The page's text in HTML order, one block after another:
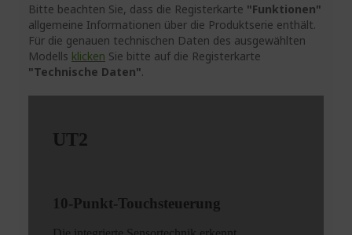
Bitte beachten Sie, dass die Registerkarte "Funktionen"
allgemeine Informationen über die Produktserie enthält.
Für die genauen technischen Daten des ausgewählten
Modells klicken Sie bitte auf die Registerkarte
"Technische Daten".